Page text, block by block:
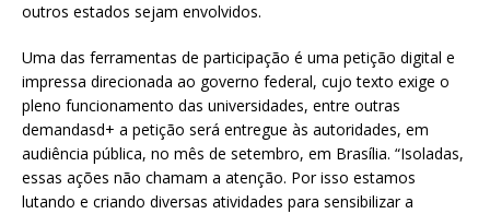
outros estados sejam envolvidos.
Uma das ferramentas de participação é uma petição digital e
impressa direcionada ao governo federal, cujo texto exige o
pleno funcionamento das universidades, entre outras
demandasd+ a petição será entregue às autoridades, em
audiência pública, no mês de setembro, em Brasília. “Isoladas,
essas ações não chamam a atenção. Por isso estamos
lutando e criando diversas atividades para sensibilizar a